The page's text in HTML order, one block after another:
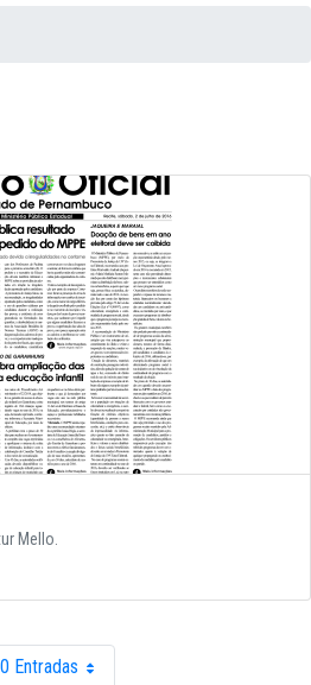
Mello.
EntradasPor página